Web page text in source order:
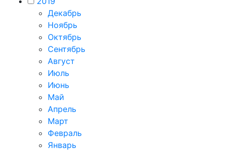
Декабрь
Ноябрь
Октябрь
Сентябрь
Август
Июль
Июнь
Май
Апрель
Март
Февраль
Январь